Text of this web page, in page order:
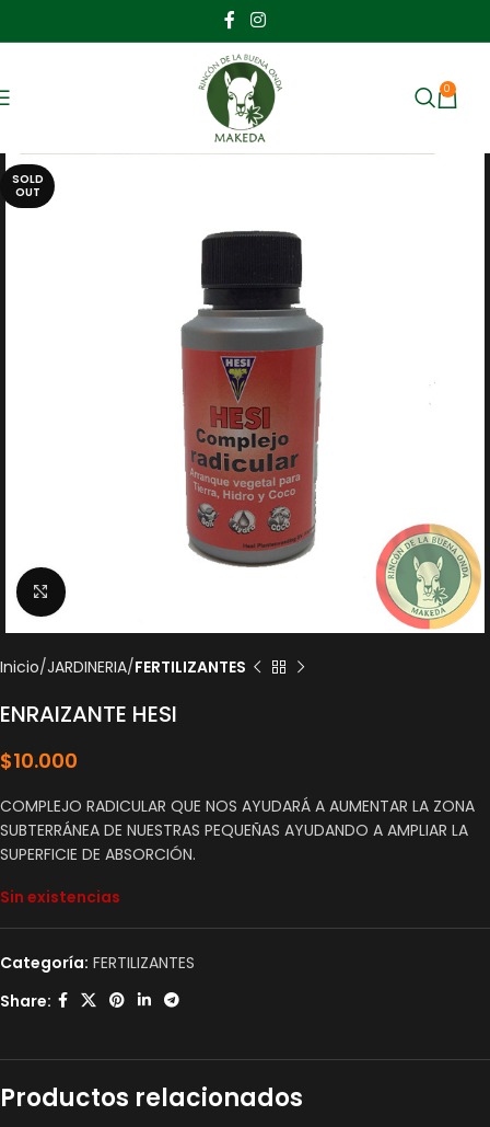
0
SOLD
OUT
Click to enlarge
Inicio JARDINERIA FERTILIZANTES
ENRAIZANTE HESI
$10.000
COMPLEJO RADICULAR QUE NOS AYUDARÁ A AUMENTAR LA ZONA
SUBTERRÁNEA DE NUESTRAS PEQUEÑAS AYUDANDO A AMPLIAR LA
SUPERFICIE DE ABSORCIÓN.
Sin existencias
Categoría: FERTILIZANTES
Share:
Productos relacionados